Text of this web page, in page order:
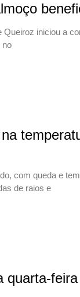
iniciou a
no
com queda e
de raios e